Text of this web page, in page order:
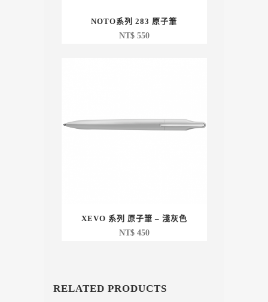
NOTO系列 283 原子筆
NT$550
XEVO 系列 原子筆 – 淺灰色
NT$450
RELATED PRODUCTS